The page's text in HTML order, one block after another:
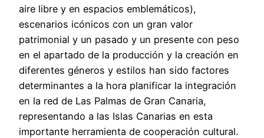
aire libre y en espacios emblemáticos),
escenarios icónicos con un gran valor
patrimonial y un pasado y un presente con peso
en el apartado de la producción y la creación en
diferentes géneros y estilos han sido factores
determinantes a la hora planificar la integración
en la red de Las Palmas de Gran Canaria,
representando a las Islas Canarias en esta
importante herramienta de cooperación cultural.